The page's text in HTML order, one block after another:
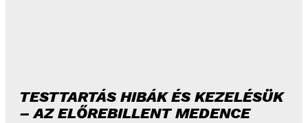
TESTTARTÁS HIBÁK ÉS KEZELÉSÜK
– AZ ELŐREBILLENT MEDENCE